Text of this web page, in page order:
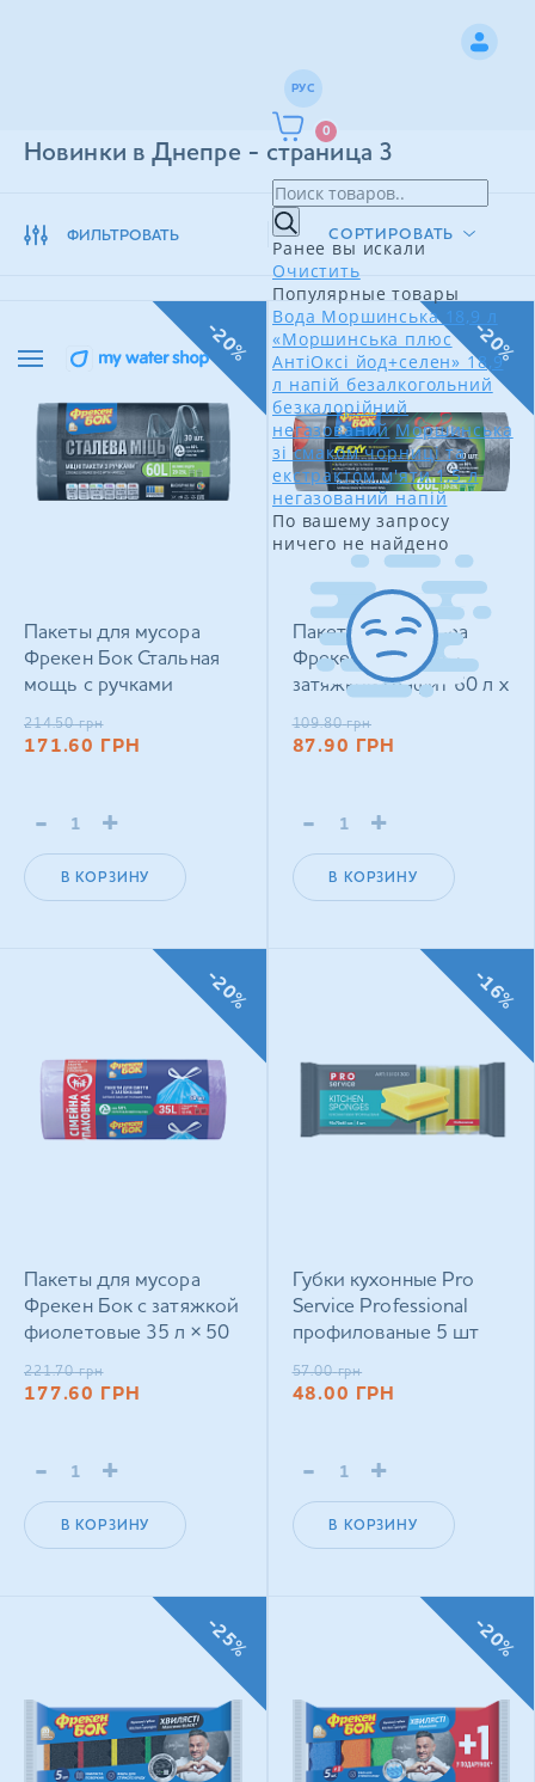
РУС
0
Ранее вы искали
Очистить
Популярные товары
Вода Моршинська 18,9 л
«Моршинська плюс
АнтіОксі йод+селен» 18,9
л напій безалкогольний
безкалорійний
негазований Моршинська
зі смаком чорниці та
екстрактом м'яти 1,5 л
негазований напій
По вашему запросу
ничего не найдено
Новинки в Днепре - страница 3
ФИЛЬТРОВАТЬ СОРТИРОВАТЬ
Пакеты для мусора
Фрекен Бок Стальная
мощь с ручками
шт
214.50 грн
171.60 ГРН
- +
В КОРЗИНУ
-20%
Пакеты для мусора
Фрекен Бок Flexy с
затяжкой графит 60 л х
109.80 грн
87.90 ГРН
- +
В КОРЗИНУ
-20%
Пакеты для мусора
Фрекен Бок с затяжкой
фиолетовые 35 л × 50
221.70 грн
177.60 ГРН
- +
В КОРЗИНУ
-20%
Губки кухонные Pro
Service Professional
профилованые 5 шт
57.00 грн
48.00 ГРН
- +
В КОРЗИНУ
-16%
-25% -20%